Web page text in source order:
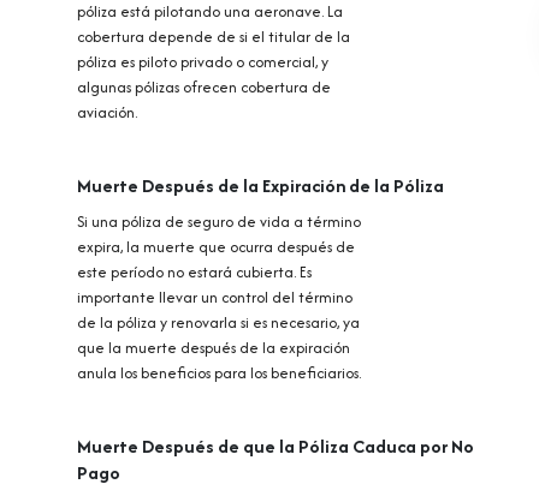
póliza está pilotando una aeronave. La
cobertura depende de si el titular de la
póliza es piloto privado o comercial, y
algunas pólizas ofrecen cobertura de
aviación.
Muerte Después de la Expiración de la Póliza
Si una póliza de seguro de vida a término
expira, la muerte que ocurra después de
este período no estará cubierta. Es
importante llevar un control del término
de la póliza y renovarla si es necesario, ya
que la muerte después de la expiración
anula los beneficios para los beneficiarios.
Muerte Después de que la Póliza Caduca por No
Pago